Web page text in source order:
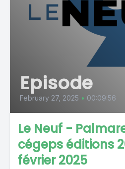
Episode
February 27, 2025 • 00:09:56
Le Neuf -
cégeps éditions
février 2025